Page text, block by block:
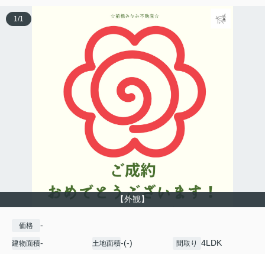
【外観】
1/1
価格 -
建物面積- 土地面積-(-) 間取り 4LDK